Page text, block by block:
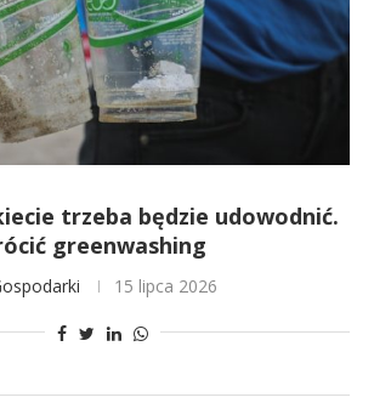
trzeba będzie udowodnić.
greenwashing
15 lipca 2026